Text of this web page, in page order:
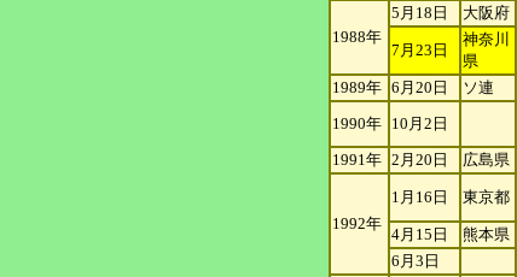
1988年
5月18日 大阪府
7月23日
神奈川
県
1989年 6月20日 ソ連
1990年 10月2日
1991年 2月20日 広島県
1992年
1月16日 東京都
4月15日 熊本県
6月3日